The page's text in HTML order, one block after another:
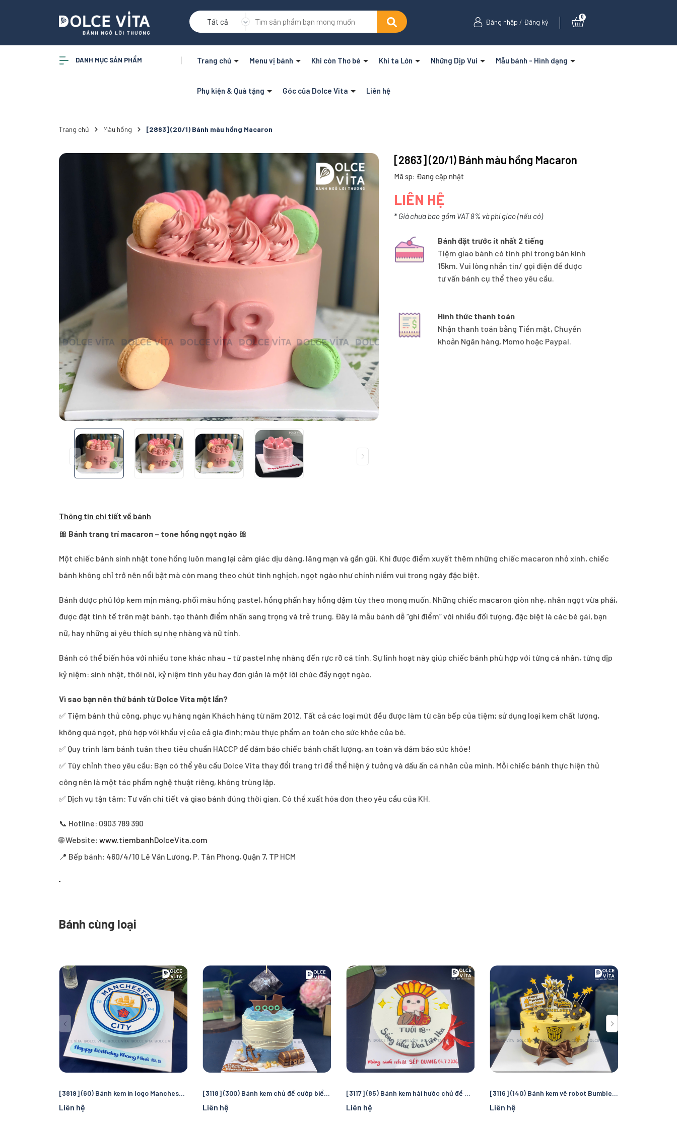
Tất cả Đăng nhập / Đăng ký
0
DANH MỤC SẢN PHẨM Trang chủ Menu vị bánh Khi còn Thơ bé Khi ta Lớn Những Dịp Vui Mẫu bánh - Hình dạng
Phụ kiện & Quà tặng Góc của Dolce Vita Liên hệ
Trang chủ Màu hồng [2863] (20/1) Bánh màu hồng Macaron
[2863] (20/1) Bánh màu hồng Macaron
Mã sp: Đang cập nhật
LIÊN HỆ
* Giá chưa bao gồm VAT 8% và phí giao (nếu có)
Bánh đặt trước ít nhất 2 tiếng
Tiệm giao bánh có tính phí trong bán kính
15km. Vui lòng nhắn tin/ gọi điện để được
tư vấn bánh cụ thể theo yêu cầu.
Hình thức thanh toán
Nhận thanh toán bằng Tiền mặt, Chuyển
khoản Ngân hàng, Momo hoặc Paypal.
Thông tin chi tiết về bánh
🎀 Bánh trang trí macaron – tone hồng ngọt ngào 🎀
Một chiếc bánh sinh nhật tone hồng luôn mang lại cảm giác dịu dàng, lãng mạn và gần gũi. Khi được điểm xuyết thêm những chiếc macaron nhỏ xinh, chiếc
bánh không chỉ trở nên nổi bật mà còn mang theo chút tinh nghịch, ngọt ngào như chính niềm vui trong ngày đặc biệt.
Bánh được phủ lớp kem mịn màng, phối màu hồng pastel, hồng phấn hay hồng đậm tùy theo mong muốn. Những chiếc macaron giòn nhẹ, nhân ngọt vừa phải,
được đặt tinh tế trên mặt bánh, tạo thành điểm nhấn sang trọng và trẻ trung. Đây là mẫu bánh dễ “ghi điểm” với nhiều đối tượng, đặc biệt là các bé gái, bạn
nữ, hay những ai yêu thích sự nhẹ nhàng và nữ tính.
Bánh có thể biến hóa với nhiều tone khác nhau – từ pastel nhẹ nhàng đến rực rỡ cá tính. Sự linh hoạt này giúp chiếc bánh phù hợp với từng cá nhân, từng dịp
kỷ niệm: sinh nhật, thôi nôi, kỷ niệm tình yêu hay đơn giản là một lời chúc đầy ngọt ngào.
Vì sao bạn nên thử bánh từ Dolce Vita một lần?
✅ Tiệm bánh thủ công, phục vụ hàng ngàn Khách hàng từ năm 2012. Tất cả các loại mứt đều được làm từ căn bếp của tiệm; sử dụng loại kem chất lượng,
không quá ngọt, phù hợp với khẩu vị của cả gia đình; màu thực phẩm an toàn cho sức khỏe của bé.
✅ Quy trình làm bánh tuân theo tiêu chuẩn HACCP để đảm bảo chiếc bánh chất lượng, an toàn và đảm bảo sức khỏe!
✅ Tùy chỉnh theo yêu cầu: Bạn có thể yêu cầu Dolce Vita thay đổi trang trí để thể hiện ý tưởng và dấu ấn cá nhân của mình. Mỗi chiếc bánh thực hiện thủ
công nên là một tác phẩm nghệ thuật riêng, không trùng lặp.
✅ Dịch vụ tận tâm: Tư vấn chi tiết và giao bánh đúng thời gian. Có thể xuất hóa đơn theo yêu cầu của KH.
📞 Hotline: 0903 789 390
🌐 Website: www.tiembanhDolceVita.com
📍 Bếp bánh: 460/4/10 Lê Văn Lương, P. Tân Phong, Quận 7, TP HCM
Bánh cùng loại
[3819] (60) Bánh kem in logo Manchester City – Quà tặng sinh nhật hoàn hảo cho fan bóng đá
Liên hệ
[3118] (300) Bánh kem chủ đề cướp biển và đại dương – Chuyến truy tìm kho báu kỳ thú cho bé
Liên hệ
[3117] (85) Bánh kem hài hước chủ đề Thỏ Bảy Màu hóa Đường Tăng – Thiết kế "troll" bạn bè, đồng nghiệp
Liên hệ
[3116] (140) Bánh kem vẽ robot Bumblebee – Món quà cho fan Transformers
Liên hệ